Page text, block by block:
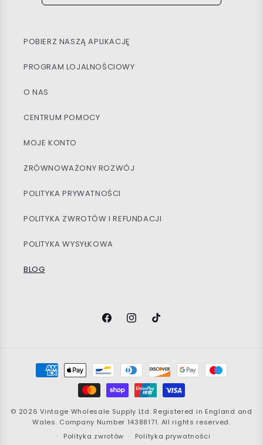
POBIERZ NASZĄ APLIKACJĘ
PROGRAM LOJALNOŚCIOWY
O NAS
CENTRUM POMOCY
MOJE KONTO
ZRÓWNOWAŻONY ROZWÓJ
POLITYKA PRYWATNOŚCI
POLITYKA ZWROTÓW I REFUNDACJI
POLITYKA WYSYŁKOWA
BLOG
FacebookInstagramTikTok
Metody
płatności
© 2026Vintage Wholesale Supply Ltd. Registered in England and
Wales. Company Number 14388171. All rights reserved.
Polityka zwrotów
Polityka prywatności